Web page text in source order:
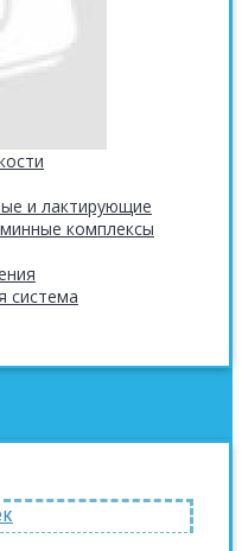
и лактирующие
комплексы
система